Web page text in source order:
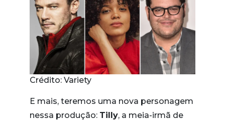
Crédito: Variety
E mais, teremos uma nova personagem
nessa produção: Tilly, a meia-irmã de